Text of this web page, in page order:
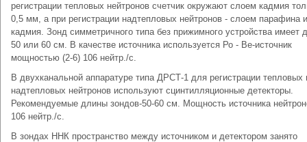
регистрации тепловых нейтронов счетчик окружают слоем кадмия
0,5 мм, а при регистрации надтепловых нейтронов - слоем парафина и
кадмия. Зонд симметричного типа без прижимного устройства имеет
50 или 60 см. В качестве источника используется Ро - Ве-источник
мощностью (2-6) 106 нейтр./с.
В двухканальной аппаратуре типа ДРСТ-1 для регистрации тепловых
надтепловых нейтронов используют сцинтилляционные детекторы.
Рекомендуемые длины зондов-50-60 см. Мощность источника
106 нейтр./с.
В зондах ННК пространство между источником и детектором занято